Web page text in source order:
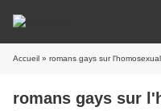
Accueil » romans gays sur
romans gays sur